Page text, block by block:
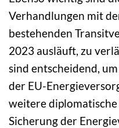
Verhandlungen mit
bestehenden
2023 ausläuft, zu
sind entscheidend,
der EU-
weitere
Sicherung der